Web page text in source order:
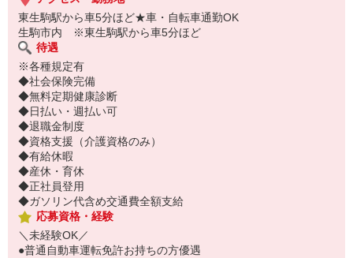
東生駒駅から車5分ほど★車・自転車通勤OK
生駒市内 ※東生駒駅から車5分ほど
待遇
※各種規定有
◆社会保険完備
◆無料定期健康診断
◆日払い・週払い可
◆退職金制度
◆資格支援（介護資格のみ）
◆有給休暇
◆産休・育休
◆正社員登用
◆ガソリン代含め交通費全額支給
応募資格・経験
＼未経験OK／
●普通自動車運転免許お持ちの方優遇